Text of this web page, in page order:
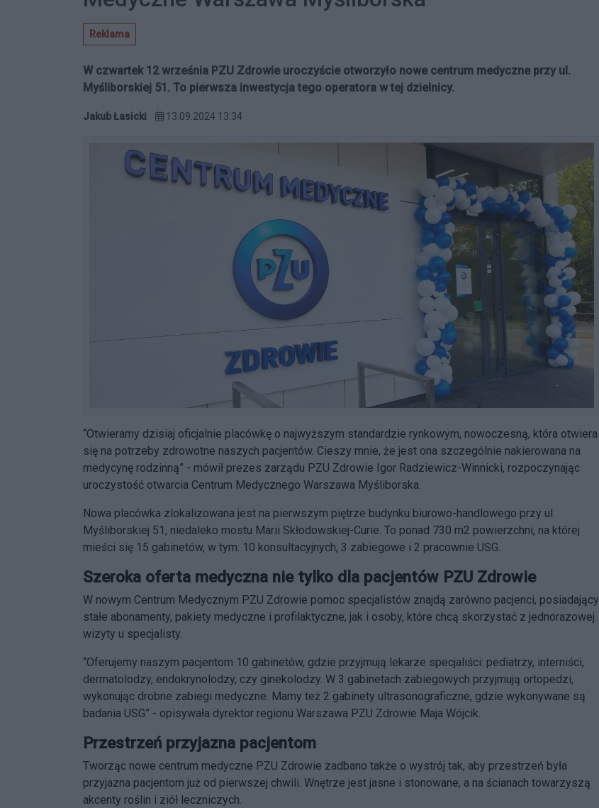
Reklama
W czwartek 12 września PZU Zdrowie uroczyście otworzyło nowe centrum medyczne przy ul.
Myśliborskiej 51. To pierwsza inwestycja tego operatora w tej dzielnicy.
Jakub Łasicki 13.09.2024 13:34
“Otwieramy dzisiaj oficjalnie placówkę o najwyższym standardzie rynkowym, nowoczesną, która otwiera
się na potrzeby zdrowotne naszych pacjentów. Cieszy mnie, że jest ona szczególnie nakierowana na
medycynę rodzinną” - mówił prezes zarządu PZU Zdrowie Igor Radziewicz-Winnicki, rozpoczynając
uroczystość otwarcia Centrum Medycznego Warszawa Myśliborska.
Nowa placówka zlokalizowana jest na pierwszym piętrze budynku biurowo-handlowego przy ul.
Myśliborskiej 51, niedaleko mostu Marii Skłodowskiej-Curie. To ponad 730 m2 powierzchni, na której
mieści się 15 gabinetów, w tym: 10 konsultacyjnych, 3 zabiegowe i 2 pracownie USG.
Szeroka oferta medyczna nie tylko dla pacjentów PZU Zdrowie
W nowym Centrum Medycznym PZU Zdrowie pomoc specjalistów znajdą zarówno pacjenci, posiadający
stałe abonamenty, pakiety medyczne i profilaktyczne, jak i osoby, które chcą skorzystać z jednorazowej
wizyty u specjalisty.
“Oferujemy naszym pacjentom 10 gabinetów, gdzie przyjmują lekarze specjaliści: pediatrzy, interniści,
dermatolodzy, endokrynolodzy, czy ginekolodzy. W 3 gabinetach zabiegowych przyjmują ortopedzi,
wykonując drobne zabiegi medyczne. Mamy też 2 gabinety ultrasonograficzne, gdzie wykonywane są
badania USG” - opisywała dyrektor regionu Warszawa PZU Zdrowie Maja Wójcik.
Przestrzeń przyjazna pacjentom
Tworząc nowe centrum medyczne PZU Zdrowie zadbano także o wystrój tak, aby przestrzeń była
przyjazna pacjentom już od pierwszej chwili. Wnętrze jest jasne i stonowane, a na ścianach towarzyszą
akcenty roślin i ziół leczniczych.